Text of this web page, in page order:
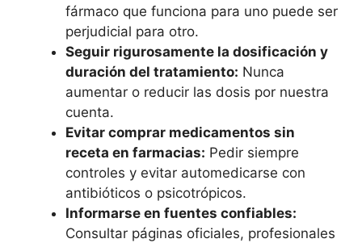
fármaco que funciona para uno puede ser
perjudicial para otro.
Seguir rigurosamente la dosificación y
duración del tratamiento: Nunca
aumentar o reducir las dosis por nuestra
cuenta.
Evitar comprar medicamentos sin
receta en farmacias: Pedir siempre
controles y evitar automedicarse con
antibióticos o psicotrópicos.
Informarse en fuentes confiables:
Consultar páginas oficiales, profesionales